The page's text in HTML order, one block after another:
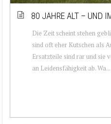
80 JAHRE ALT – UND
Die Zeit scheint stehen
sind oft eher Kutschen als
Ersatzteile sind rar und sie
an Leidensfähigkeit ab. Wa...